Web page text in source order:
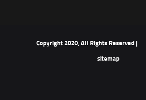
sitemap